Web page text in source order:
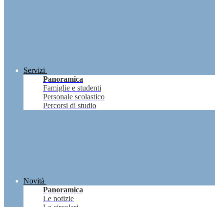
Servizi
Panoramica
Famiglie e studenti
Personale scolastico
Percorsi di studio
Novità
Panoramica
Le notizie